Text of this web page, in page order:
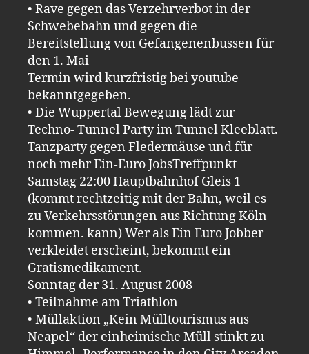
• Rave gegen das Verzehrverbot in der
Schwebebahn und gegen die
Bereitstellung von Gefangenenbussen für
den 1. Mai
Termin wird kurzfristig bei youtube
bekanntgegeben.
• Die Wuppertal Bewegung lädt zur
Techno- Tunnel Party im Tunnel Kleeblatt.
Tanzparty gegen Fledermäuse und für
noch mehr Ein-Euro JobsTreffpunkt
Samstag 22:00 Hauptbahnhof Gleis 1
(kommt rechtzeitig mit der Bahn, weil es
zu Verkehrsstörungen aus Richtung Köln
kommen. kann) Wer als Ein Euro Jobber
verkleidet erscheint, bekommt ein
Gratismedikament.
Sonntag der 31. August 2008
• Teilnahme am Triathlon
• Müllaktion „Kein Mülltourismus aus
Neapel“ der einheimische Müll stinkt zu